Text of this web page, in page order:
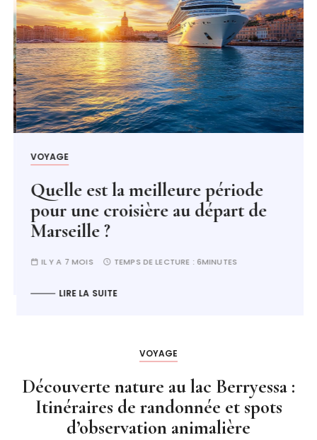
VOYAGE
Quelle est la meilleure période
pour une croisière au départ de
Marseille ?
IL Y A 7 MOIS TEMPS DE LECTURE :6MINUTES
LIRE LA SUITE
VOYAGE
Découverte nature au lac Berryessa :
Itinéraires de randonnée et spots
d’observation animalière